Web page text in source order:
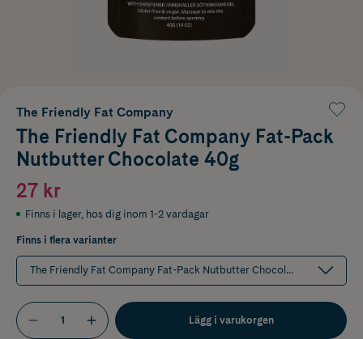
The Friendly Fat Company
The Friendly Fat Company Fat-Pack
Nutbutter Chocolate 40g
27 kr
Finns i lager, hos dig inom 1-2 vardagar
Finns i flera varianter
The Friendly Fat Company Fat-Pack Nutbutter Chocolate 40g
Lägg i varukorgen